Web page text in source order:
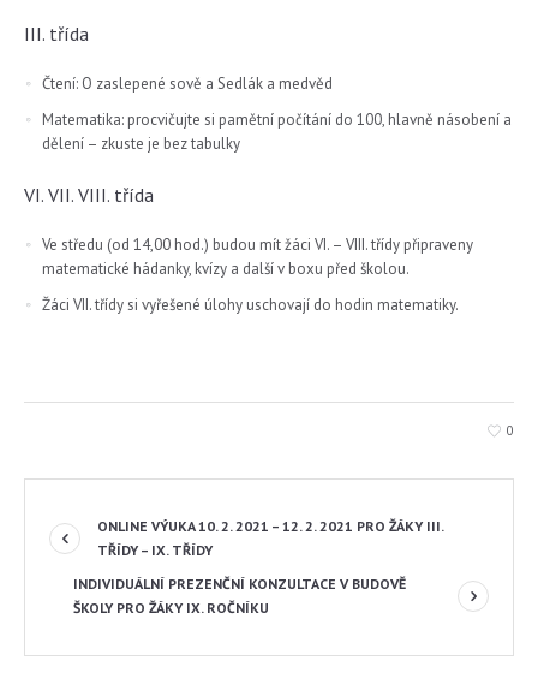
III. třída
Čtení: O zaslepené sově a Sedlák a medvěd
Matematika: procvičujte si pamětní počítání do 100, hlavně násobení a
dělení – zkuste je bez tabulky
VI. VII. VIII. třída
Ve středu (od 14,00 hod.) budou mít žáci VI. – VIII. třídy připraveny
matematické hádanky, kvízy a další v boxu před školou.
Žáci VII. třídy si vyřešené úlohy uschovají do hodin matematiky.
0
ONLINE VÝUKA 10. 2. 2021 – 12. 2. 2021 PRO ŽÁKY III.
TŘÍDY – IX. TŘÍDY
INDIVIDUÁLNÍ PREZENČNÍ KONZULTACE V BUDOVĚ
ŠKOLY PRO ŽÁKY IX. ROČNÍKU